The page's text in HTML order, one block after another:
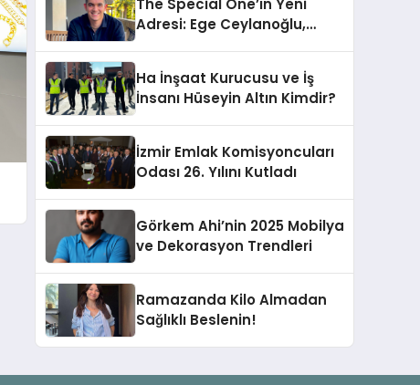
The Special One’ın Yeni
Adresi: Ege Ceylanoğlu,
Geliyor!
Ha İnşaat Kurucusu ve İş
İnsanı Hüseyin Altın Kimdir?
İzmir Emlak Komisyoncuları
Odası 26. Yılını Kutladı
Görkem Ahi’nin 2025 Mobilya
ve Dekorasyon Trendleri
Ramazanda Kilo Almadan
Sağlıklı Beslenin!